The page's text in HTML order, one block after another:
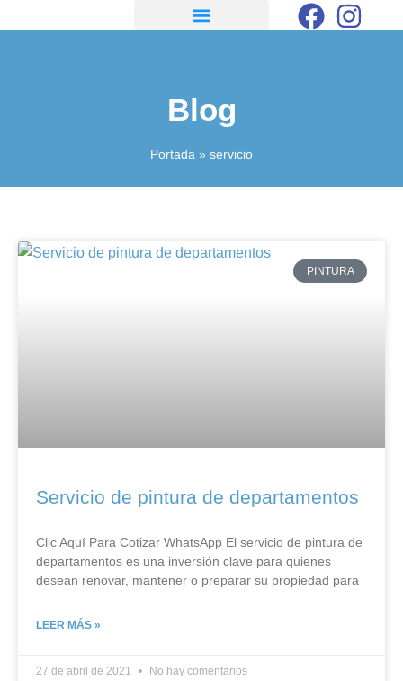
Blog
Portada » servicio
PINTURA
Servicio de pintura de departamentos
Clic Aquí Para Cotizar​ WhatsApp El servicio de pintura de
departamentos es una inversión clave para quienes
desean renovar, mantener o preparar su propiedad para
LEER MÁS »
27 de abril de 2021 No hay comentarios